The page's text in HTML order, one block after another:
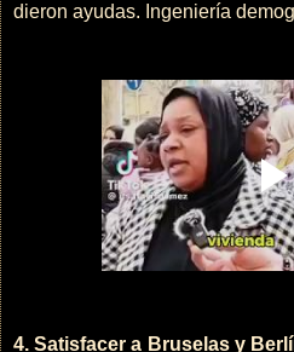
dieron ayudas. Ingeniería
4. Satisfacer a Bruselas y